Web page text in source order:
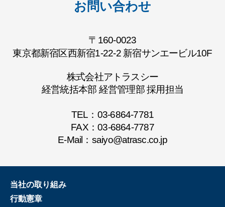
お問い合わせ
〒160-0023
東京都新宿区西新宿1-22-2 新宿サンエービル10F
株式会社アトラスシー
経営統括本部 経営管理部 採用担当
TEL： 03-6864-7781
FAX：03-6864-7787
E-Mail： saiyo@atrasc.co.jp
当社の取り組み
行動憲章